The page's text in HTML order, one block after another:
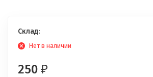
Склад:
Нет в наличии
250 ₽